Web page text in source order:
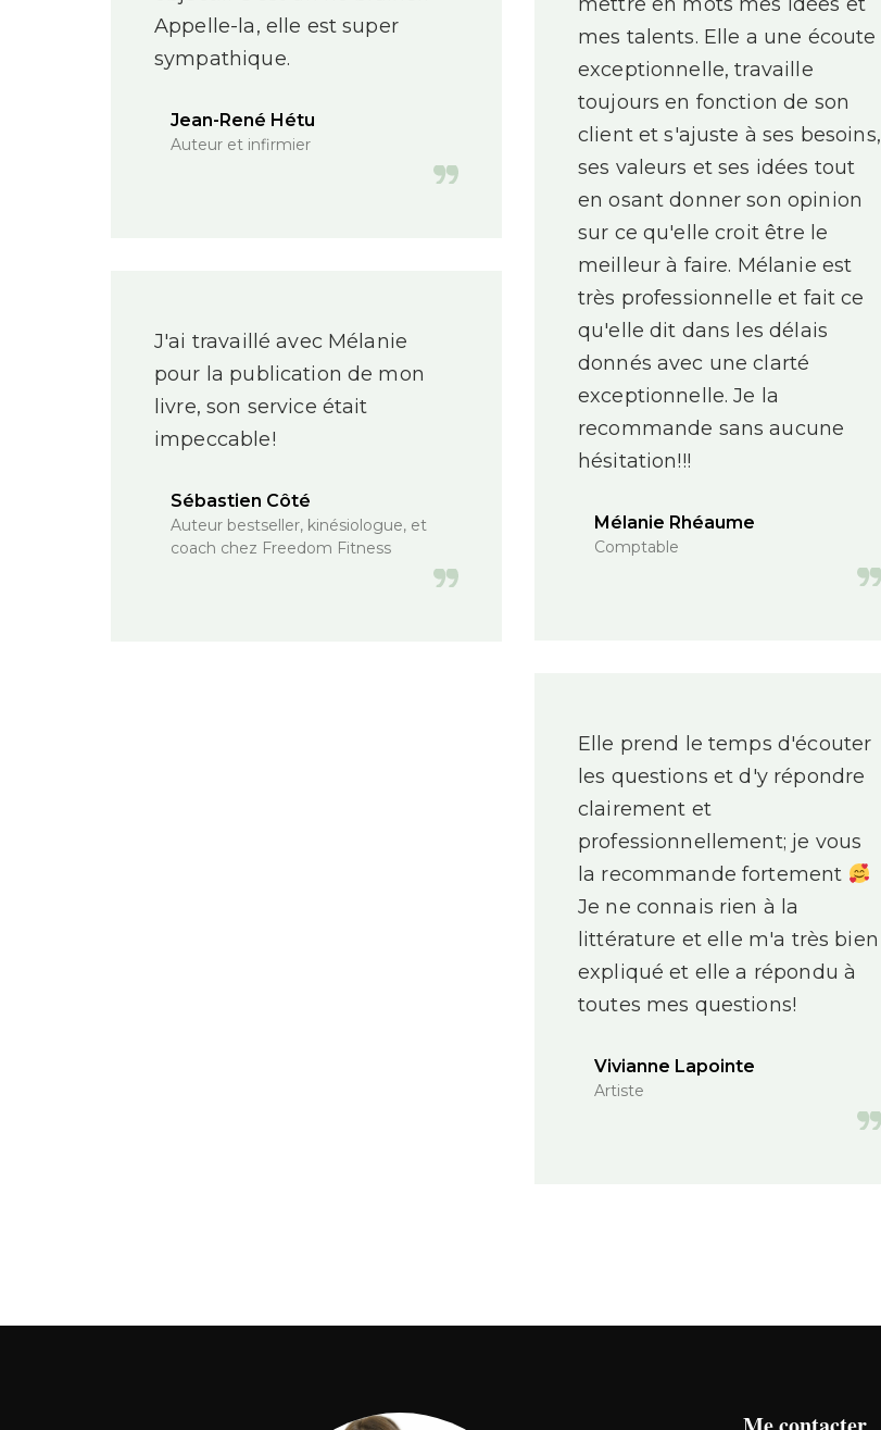
Appelle-la, elle est super
sympathique.
Jean-René Hétu
Auteur et infirmier
mes talents. Elle a une écoute
exceptionnelle, travaille
toujours en fonction de son
client et s'ajuste à ses besoins,
ses valeurs et ses idées tout
en osant donner son opinion
sur ce qu'elle croit être le
meilleur à faire. Mélanie est
très professionnelle et fait ce
qu'elle dit dans les délais
donnés avec une clarté
exceptionnelle. Je la
recommande sans aucune
hésitation!!!
Mélanie Rhéaume
Comptable
J'ai travaillé avec Mélanie
pour la publication de mon
livre, son service était
impeccable!
Sébastien Côté
Auteur bestseller, kinésiologue, et
coach chez Freedom Fitness
Elle prend le temps d'écouter
les questions et d'y répondre
clairement et
professionnellement; je vous
la recommande fortement
Je ne connais rien à la
littérature et elle m'a très bien
expliqué et elle a répondu à
toutes mes questions!
Vivianne Lapointe
Artiste